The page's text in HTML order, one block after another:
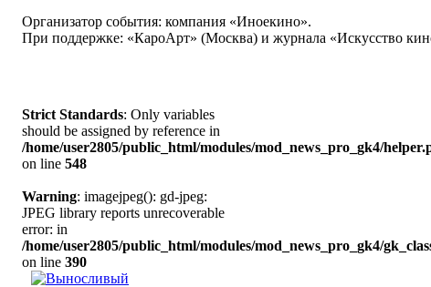
Организатор события: компания «Иноекино».
При поддержке: «КароАрт» (Москва) и журнала «Искусство
Strict Standards: Only variables
should be assigned by reference in
/home/user2805/public_html/modules/mod_news_pro_gk4/
on line 548
Warning: imagejpeg(): gd-jpeg:
JPEG library reports unrecoverable
error: in
/home/user2805/public_html/modules/mod_news_pro_gk4/
on line 390